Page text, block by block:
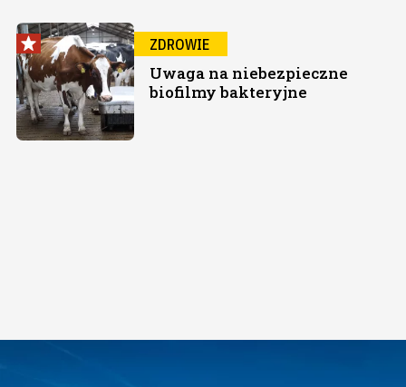
ZDROWIE
Uwaga na niebezpieczne
biofilmy bakteryjne